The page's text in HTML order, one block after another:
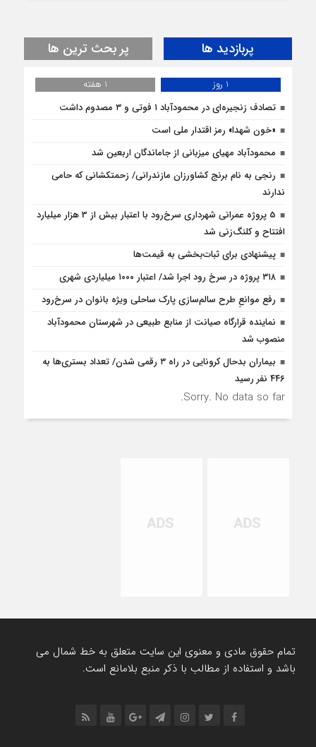
پربازدید ها پر بحث ترین ها
1 روز
1 هفته
تصادف زنجیره‌ای در محمودآباد ۱ فوتی و ۳ مصدوم داشت
«خون شهدا» رمز اقتدار ملی است
محمودآباد مهیای میزبانی از جاماندگان اربعین شد
رنجی به نام برنج کشاورزان مازندرانی/ زحمتکشانی که حامی
ندارند
5 پروژه‌ عمرانی شهرداری سرخ‌رود با اعتبار بیش از 3 هزار میلیارد
افتتاح و کلنگ‌زنی شد
پیشنهادی برای ثبات‌بخشی به قیمت‌ها
۳۱۸ پروژه در سرخ رود اجرا شد/ اعتبار ۱۰۰۰ میلیاردی شهری
رفع موانع‌ِ طرح سالم‌سازی پارک ساحلی ویژه بانوان در سرخ‌رود
نماینده قرارگاه صیانت از منابع طبیعی در شهرستان محمودآباد
منصوب شد
بیماران بدحال کرونایی در راه ۳ رقمی شدن/ تعداد بستری‌ها به
۴۴۶ نفر رسید
Sorry. No data so far.
تمام حقوق مادی و معنوی این سایت متعلق به خط شمال می
باشد و استفاده از مطالب با ذکر منبع بلامانع است.